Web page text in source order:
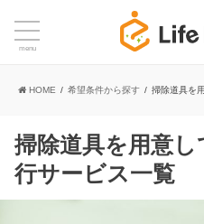
menu
HOME 希望条件から探す 掃除道具を
掃除道具を用意
行サービス一覧